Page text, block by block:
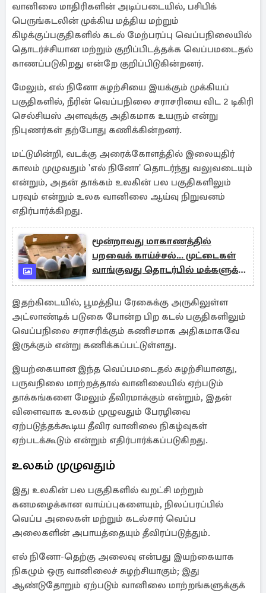
வானிலை மாதிரிகளின் அடிப்படையில், பசிபிக்
பெருங்கடலின் முக்கிய மத்திய மற்றும்
கிழக்குப்பகுதிகளில் கடல் மேற்பரப்பு வெப்பநிலையில்
தொடர்ச்சியான மற்றும் குறிப்பிடத்தக்க வெப்பமடைதல்
காணப்படுகிறது என்றே குறிப்பிடுகின்றனர்.
மேலும், எல் நினோ சுழற்சியை இயக்கும் முக்கியப்
பகுதிகளில், நீரின் வெப்பநிலை சராசரியை விட 2 டிகிரி
செல்சியஸ் அளவுக்கு அதிகமாக உயரும் என்று
நிபுணர்கள் தற்போது கணிக்கின்றனர்.
மட்டுமின்றி, வடக்கு அரைக்கோளத்தில் இலையுதிர்
காலம் முழுவதும் 'எல் நினோ' தொடர்ந்து வலுவடையும்
என்றும், அதன் தாக்கம் உலகின் பல பகுதிகளிலும்
பரவும் என்றும் உலக வானிலை ஆய்வு நிறுவனம்
எதிர்பார்க்கிறது.
மூன்றாவது மாகாணத்தில்
பறவைக் காய்ச்சல்... முட்டைகள்
வாங்குவது தொடர்பில் மக்களுக்கு
எச்சரிக்கை
இதற்கிடையில், பூமத்திய ரேகைக்கு அருகிலுள்ள
அட்லாண்டிக் படுகை போன்ற பிற கடல் பகுதிகளிலும்
வெப்பநிலை சராசரிக்கும் கணிசமாக அதிகமாகவே
இருக்கும் என்று கணிக்கப்பட்டுள்ளது.
இயற்கையான இந்த வெப்பமடைதல் சுழற்சியானது,
பருவநிலை மாற்றத்தால் வானிலையில் ஏற்படும்
தாக்கங்களை மேலும் தீவிரமாக்கும் என்றும், இதன்
விளைவாக உலகம் முழுவதும் பேரழிவை
ஏற்படுத்தக்கூடிய தீவிர வானிலை நிகழ்வுகள்
ஏற்படக்கூடும் என்றும் எதிர்பார்க்கப்படுகிறது.
உலகம் முழுவதும்
இது உலகின் பல பகுதிகளில் வறட்சி மற்றும்
கனமழைக்கான வாய்ப்புகளையும், நிலப்பரப்பில்
வெப்ப அலைகள் மற்றும் கடல்சார் வெப்ப
அலைகளின் அபாயத்தையும் தீவிரப்படுத்தும்.
எல் நினோ-தெற்கு அலைவு என்பது இயற்கையாக
நிகழும் ஒரு வானிலைச் சுழற்சியாகும்; இது
ஆண்டுதோறும் ஏற்படும் வானிலை மாற்றங்களுக்குக்